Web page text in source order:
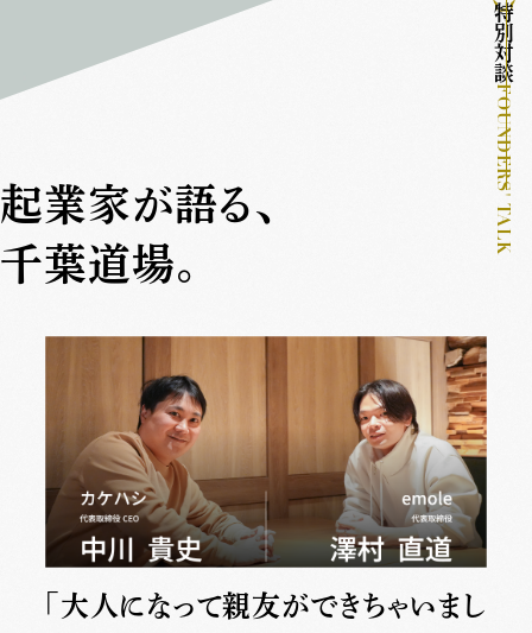
特別対談
FOUNDERS' TALK
起業家が語る、
千葉道場。
「大人になって親友ができちゃいまし